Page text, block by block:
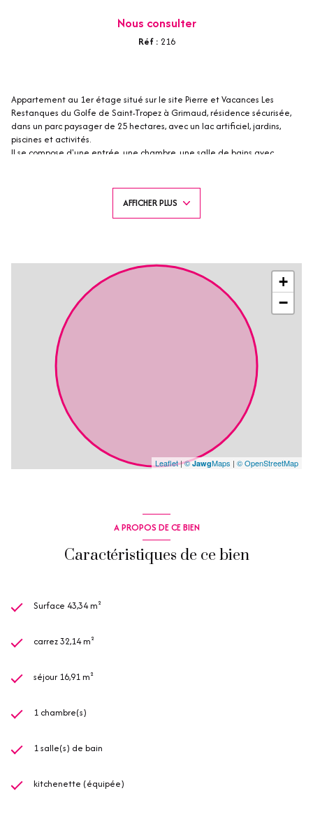
Nous consulter
Réf : 216
Appartement au 1er étage situé sur le site Pierre et Vacances Les
Restanques du Golfe de Saint-Tropez à Grimaud, résidence sécurisée,
dans un parc paysager de 25 hectares, avec un lac artificiel, jardins,
piscines et activités.
Il se compose d'une entrée, une chambre, une salle de bains avec
appartemment dispose d'une machine a laver. Climatisé
Accès piscines, terrain de tennis.
Proche des plages et des commerces.
AFFICHER PLUS
+
−
Leaflet|©JawgMaps | © OpenStreetMap
A PROPOS DE CE BIEN
Caractéristiques de ce bien
Surface 43,34 m²
carrez 32,14 m²
séjour 16,91 m²
1 chambre(s)
1 salle(s) de bain
kitchenette (équipée)